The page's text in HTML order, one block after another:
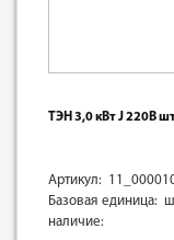
ТЭН 3,0 кВт J 220В
Артикул:
Базовая единица:
наличие: